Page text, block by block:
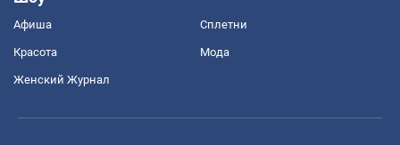
Афиша Сплетни
Красота Мода
Женский Журнал